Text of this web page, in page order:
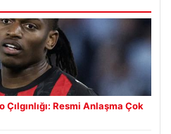
Resmi Anlaşma Çok